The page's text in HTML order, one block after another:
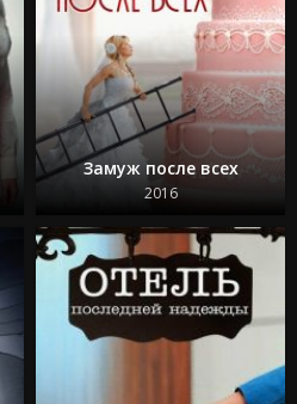
Замуж после всех
2016